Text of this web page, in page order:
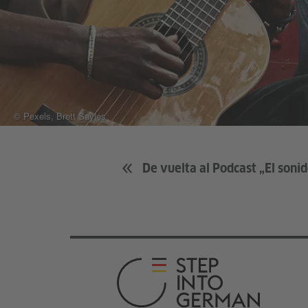
© Pexels, Brett Sayles
De vuelta al Podcast „El